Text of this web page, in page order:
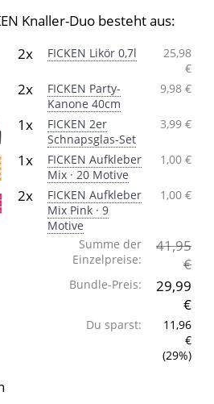
Knaller-Duo besteht aus:
2x
FICKEN Likör 0,7l
25,98
€
2x
FICKEN Party-
Kanone 40cm
9,98 €
1x
FICKEN 2er
Schnapsglas-Set
3,99 €
1x
FICKEN Aufkleber
Mix · 20 Motive
1,00 €
2x
FICKEN Aufkleber
Mix Pink · 9
Motive
1,00 €
Summe der
Einzelpreise:
41,95
€
Bundle-Preis:
29,99
€
Du sparst:
11,96
€
(29%)